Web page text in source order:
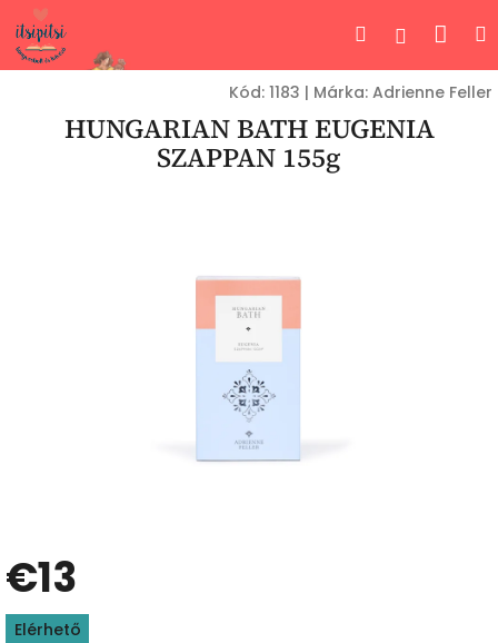
Ugrás
fő
tartalomhoz
Keresés
Kód: 1183 | Márka: Adrienne Feller
HUNGARIAN BATH EUGENIA
SZAPPAN 155g
€13
Egységár:
Elérhető